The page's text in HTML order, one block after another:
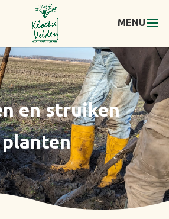
en struiken
planten